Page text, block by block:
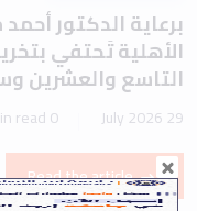
برعاية الدكتور
الأهلية تَحتفي
التاسع والعشرين
29 July 2026
0 min read
Read the article